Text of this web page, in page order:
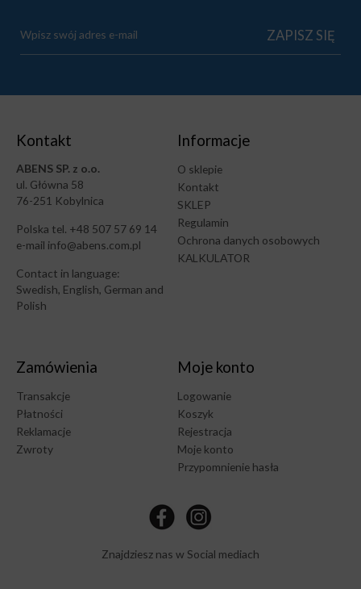
Kontakt
ABENS SP. z o.o.
ul. Główna 58
76-251 Kobylnica
Polska tel. +48 507 57 69 14
e-mail info@abens.com.pl
Contact in language:
Swedish, English, German and
Polish
Informacje
O sklepie
Kontakt
SKLEP
Regulamin
Ochrona danych osobowych
KALKULATOR
Zamówienia
Transakcje
Płatności
Reklamacje
Zwroty
Moje konto
Logowanie
Koszyk
Rejestracja
Moje konto
Przypomnienie hasła
Znajdziesz nas w Social mediach